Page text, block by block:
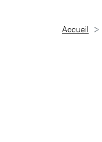
Recherche
Accueil